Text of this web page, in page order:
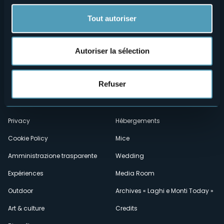
Tout autoriser
Autoriser la sélection
Refuser
Menù
secondario
Qui sommes-nous?
Privacy
Cookie Policy
Amministrazione trasparente
Expériences
Outdoor
Art & culture
Vins & gastronomie
Webcams
Hébergements
Mice
Wedding
Media Room
Archives « Laghi e Monti Today »
Credits